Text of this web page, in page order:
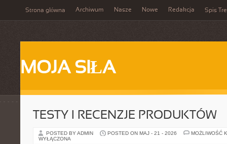
Strona główna Archiwum Nasze Nowe Redakcja Spis
MOJA SIŁA
TESTY I RECENZJE PRODUKTÓW
POSTED BY ADMIN POSTED ON MAJ - 21 - 2026
MOŻLIWOŚĆ
WYŁĄCZONA